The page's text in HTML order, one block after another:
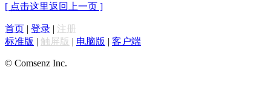
[ 点击这里返回上一页 ]
首页 | 登录 | 注册
标准版 | 触屏版 | 电脑版 | 客户端
© Comsenz Inc.